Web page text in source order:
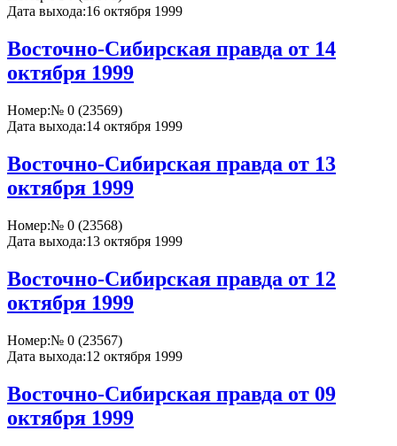
Дата выхода:16 октября 1999
Восточно-Сибирская правда от 14
октября 1999
Номер:№ 0 (23569)
Дата выхода:14 октября 1999
Восточно-Сибирская правда от 13
октября 1999
Номер:№ 0 (23568)
Дата выхода:13 октября 1999
Восточно-Сибирская правда от 12
октября 1999
Номер:№ 0 (23567)
Дата выхода:12 октября 1999
Восточно-Сибирская правда от 09
октября 1999